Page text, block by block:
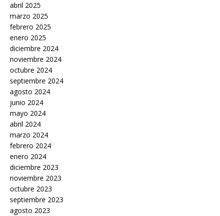
abril 2025
marzo 2025
febrero 2025
enero 2025
diciembre 2024
noviembre 2024
octubre 2024
septiembre 2024
agosto 2024
junio 2024
mayo 2024
abril 2024
marzo 2024
febrero 2024
enero 2024
diciembre 2023
noviembre 2023
octubre 2023
septiembre 2023
agosto 2023